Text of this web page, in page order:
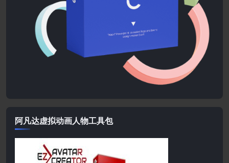
阿凡达虚拟动画人物工具包